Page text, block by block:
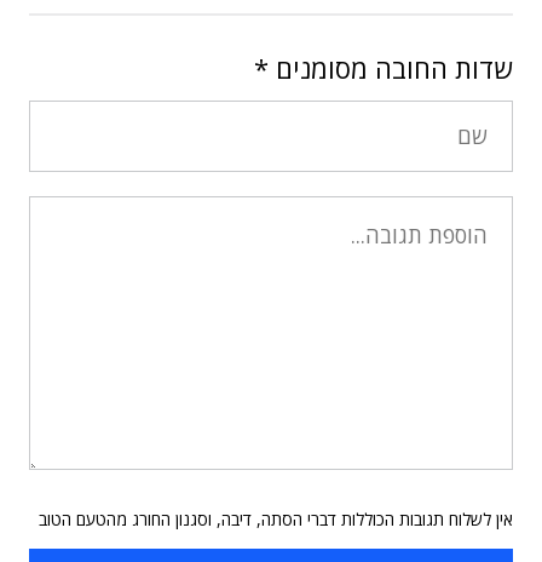
שדות החובה מסומנים *
אין לשלוח תגובות הכוללות דברי הסתה, דיבה, וסגנון החורג מהטעם הטוב